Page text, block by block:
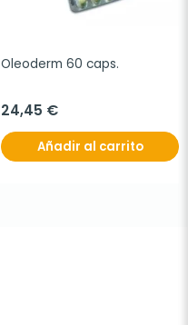
Oleoderm 60 caps.
24,45 €
Añadir al carrito